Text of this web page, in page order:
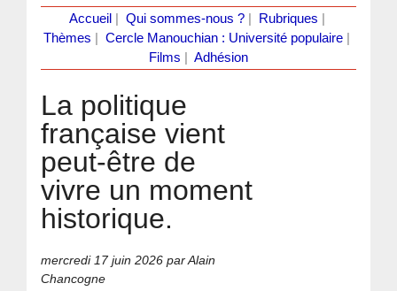
Accueil Qui sommes-nous ?| Rubriques
Thèmes
Cercle Manouchian : Université populaire
Films
Adhésion
La politique
française vient
peut-être de
vivre un moment
historique.
mercredi 17 juin 2026 par Alain
Chancogne